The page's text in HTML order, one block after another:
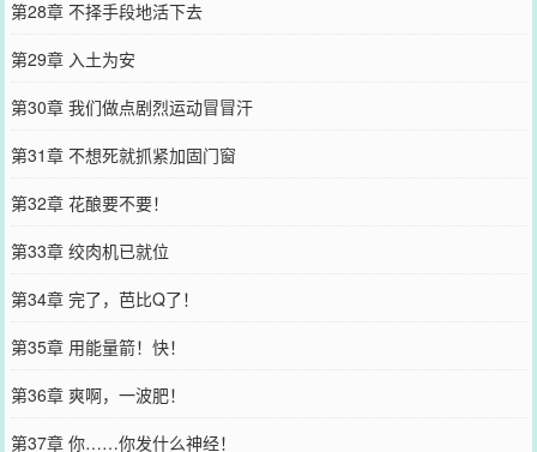
第28章 不择手段地活下去
第29章 入土为安
第30章 我们做点剧烈运动冒冒汗
第31章 不想死就抓紧加固门窗
第32章 花酿要不要！
第33章 绞肉机已就位
第34章 完了，芭比Q了！
第35章 用能量箭！快！
第36章 爽啊，一波肥！
第37章 你……你发什么神经！